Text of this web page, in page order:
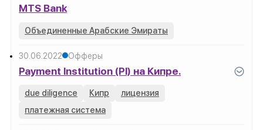
MTS Bank
Объединенные Арабские Эмираты
30.06.2022 Офферы
Payment Institution (PI) на Кипре.
due diligence Кипр
лицензия
платежная система